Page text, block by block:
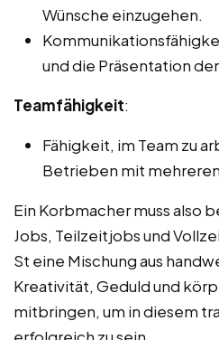
Wünsche einzugehen.
und die Präsentation
Teamfähigkeit:
Fähigkeit, im Team zu
Betrieben mit
Ein Korbmacher muss also
Jobs, Teilzeitjobs und
St eine Mischung aus
Kreativität, Geduld und
mitbringen, um in diesem